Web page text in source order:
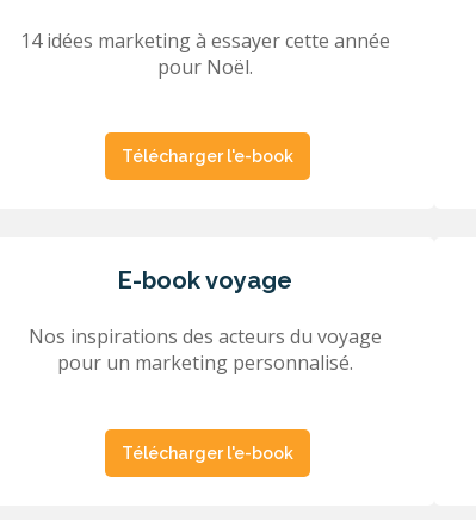
14 idées marketing à essayer cette année
pour Noël.
Télécharger l'e-book
E-book voyage
Nos inspirations des acteurs du voyage
pour un marketing personnalisé.
Télécharger l'e-book